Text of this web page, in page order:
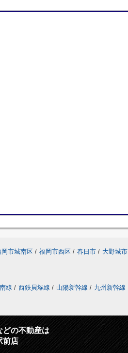
岡市城南区 / 福岡市西区 / 春日市 / 大野城市
線 / 西鉄貝塚線 / 山陽新幹線 / 九州新幹線
どの不動産は
前店